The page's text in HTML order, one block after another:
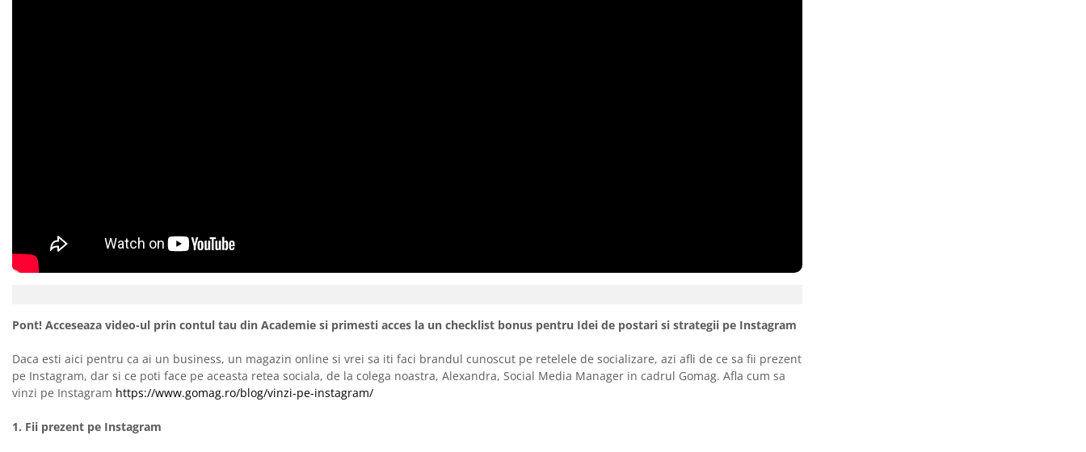
Pont! Acceseaza video-ul prin contul tau din Academie si primesti acces la un checklist bonus pentru Idei de postari si strategii pe Instagram
Daca esti aici pentru ca ai un business, un magazin online si vrei sa iti faci brandul cunoscut pe retelele de socializare, azi afli de ce sa fii prezent
pe Instagram, dar si ce poti face pe aceasta retea sociala, de la colega noastra, Alexandra, Social Media Manager in cadrul Gomag. Afla cum sa
vinzi pe Instagram https://www.gomag.ro/blog/vinzi-pe-instagram/
1. Fii prezent pe Instagram